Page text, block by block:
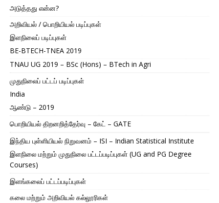
அடுத்தது என்ன?
அறிவியல் / பொறியியல் படிப்புகள்
இளநிலைப் படிப்புகள்
BE-BTECH-TNEA 2019
TNAU UG 2019 – BSc (Hons) – BTech in Agri
முதுநிலைப் பட்டப் படிப்புகள்
India
ஆண்டு – 2019
பொறியியல் திறனறித்தேர்வு – கேட் – GATE
இந்திய புள்ளியியல் நிறுவனம் – ISI – Indian Statistical Institute
இளநிலை மற்றும் முதுநிலை பட்டப்படிப்புகள் (UG and PG Degree
Courses)
இளங்கலைப் பட்டப்படிப்புகள்
கலை மற்றும் அறிவியல் கல்லூரிகள்